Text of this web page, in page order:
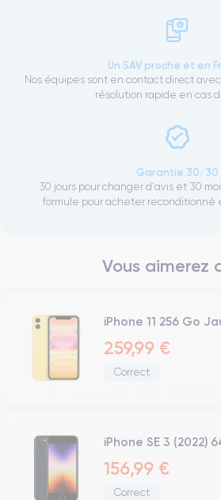
Un SAV proche et en
Nos équipes sont en contact direct
résolution rapide en cas
Garantie 30/30
30 jours pour changer d'avis et 30
formule pour acheter reconditionné
Vous aimerez
iPhone 11 256 Go
259,99 €
Correct
iPhone SE 3 (2022)
156,99 €
Correct